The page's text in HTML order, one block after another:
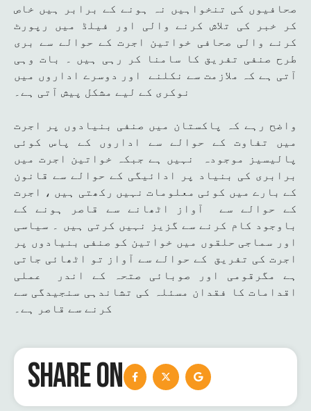
صحافیوں کی تنخواہیں نہ ہونے کے برابر ہیں خاص
کر خبر کی تلاش کرنے والی اور فیلڈ میں رپورٹ
کرنے والی صحافی خواتین اجرت کے حوالے سے بری
طرح صنفی تفریق کا سامنا کر رہی ہیں ۔ بات وہی
آتی ہے کہ ملازمت سے نکلنے اور دوسرے اداروں میں
نوکری کے لیے مشکل پیش آتی ہے۔
واضح رہے کہ پاکستان میں صنفی بنیادوں پر اجرت
میں تفاوت کے حوالے سے اداروں کے پاس کوئی
پالیسیز موجودہ نہیں ہے جبکہ خواتین اجرت میں
برابری کی بنیاد پر ادائیگی کے حوالے سے قانون
کے بارے میں کوئی معلومات نہیں رکھتی ہیں ، اجرت
کے حوالے سے آواز اٹھانے سے قاصر ہونے کے
باوجود کام کرنے سے گزیز نہیں کرتی ہیں ۔ سیاسی
اور سماجی حلقوں میں خواتین کو صنفی بنیادوں پر
اجرت کی تفریق کے حوالے سے آواز تو اٹھائی جاتی
ہے مگرقومی اور صوبائی صتحہ کے اندر عملی
اقدامات کا فقدان مسئلہ کی تشاندہی سنجیدگی سے
کرنے سے قاصر ہے۔
SHARE ON